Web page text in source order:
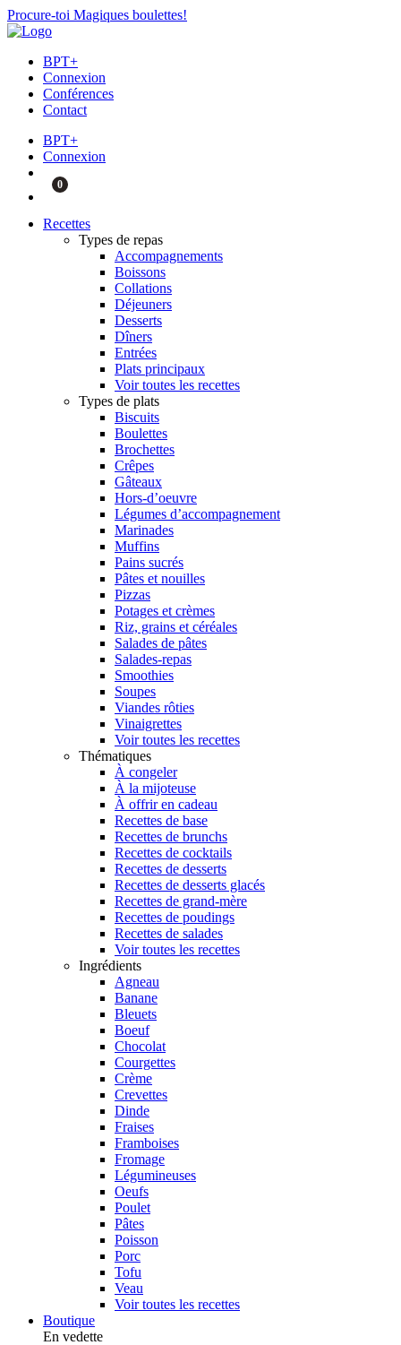
Procure-toi Magiques boulettes!
BPT+
Connexion
Conférences
Contact
BPT+
Connexion
0
Recettes
Types de repas
Accompagnements
Boissons
Collations
Déjeuners
Desserts
Dîners
Entrées
Plats principaux
Voir toutes les recettes
Types de plats
Biscuits
Boulettes
Brochettes
Crêpes
Gâteaux
Hors-d’oeuvre
Légumes d’accompagnement
Marinades
Muffins
Pains sucrés
Pâtes et nouilles
Pizzas
Potages et crèmes
Riz, grains et céréales
Salades de pâtes
Salades-repas
Smoothies
Soupes
Viandes rôties
Vinaigrettes
Voir toutes les recettes
Thématiques
À congeler
À la mijoteuse
À offrir en cadeau
Recettes de base
Recettes de brunchs
Recettes de cocktails
Recettes de desserts
Recettes de desserts glacés
Recettes de grand-mère
Recettes de poudings
Recettes de salades
Voir toutes les recettes
Ingrédients
Agneau
Banane
Bleuets
Boeuf
Chocolat
Courgettes
Crème
Crevettes
Dinde
Fraises
Framboises
Fromage
Légumineuses
Oeufs
Poulet
Pâtes
Poisson
Porc
Tofu
Veau
Voir toutes les recettes
Boutique
En vedette